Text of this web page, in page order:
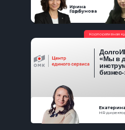
HRBP
Ирина
Горбунова
«Мы в
HR
Корпоративная